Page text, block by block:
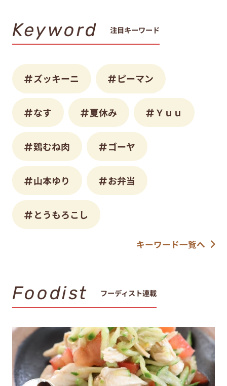
Keyword 注目キーワード
ズッキーニ ピーマン
なす 夏休み Ｙｕｕ
鶏むね肉 ゴーヤ
山本ゆり お弁当
とうもろこし
キーワード一覧へ
Foodist フーディスト連載